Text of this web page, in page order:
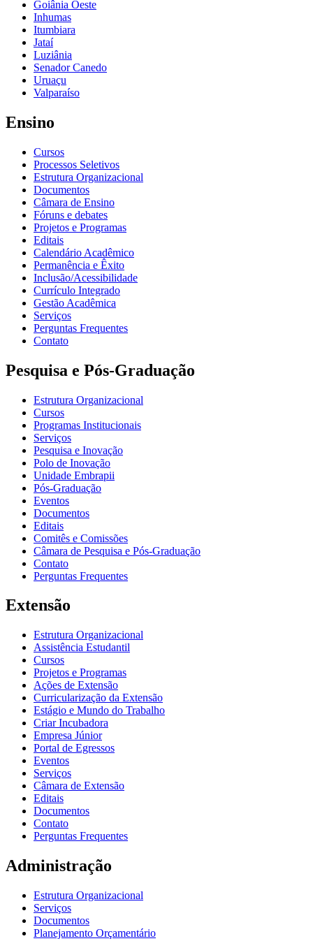
Goiânia Oeste
Inhumas
Itumbiara
Jataí
Luziânia
Senador Canedo
Uruaçu
Valparaíso
Ensino
Cursos
Processos Seletivos
Estrutura Organizacional
Documentos
Câmara de Ensino
Fóruns e debates
Projetos e Programas
Editais
Calendário Acadêmico
Permanência e Êxito
Inclusão/Acessibilidade
Currículo Integrado
Gestão Acadêmica
Serviços
Perguntas Frequentes
Contato
Pesquisa e Pós-Graduação
Estrutura Organizacional
Cursos
Programas Institucionais
Serviços
Pesquisa e Inovação
Polo de Inovação
Unidade Embrapii
Pós-Graduação
Eventos
Documentos
Editais
Comitês e Comissões
Câmara de Pesquisa e Pós-Graduação
Contato
Perguntas Frequentes
Extensão
Estrutura Organizacional
Assistência Estudantil
Cursos
Projetos e Programas
Ações de Extensão
Curricularização da Extensão
Estágio e Mundo do Trabalho
Criar Incubadora
Empresa Júnior
Portal de Egressos
Eventos
Serviços
Câmara de Extensão
Editais
Documentos
Contato
Perguntas Frequentes
Administração
Estrutura Organizacional
Serviços
Documentos
Planejamento Orçamentário